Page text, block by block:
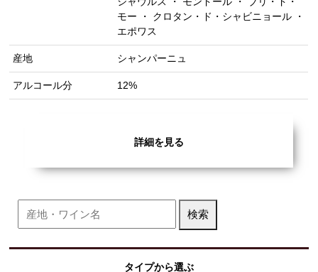
モー ・ クロタン・ド・シャビニョール ・
エポワス
産地 シャンパーニュ
アルコール分 12%
詳細を見る
タイプから選ぶ